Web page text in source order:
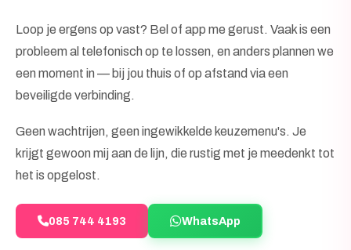
Loop je ergens op vast? Bel of app me gerust. Vaak is een
probleem al telefonisch op te lossen, en anders plannen we
een moment in — bij jou thuis of op afstand via een
beveiligde verbinding.
Geen wachtrijen, geen ingewikkelde keuzemenu's. Je
krijgt gewoon mij aan de lijn, die rustig met je meedenkt tot
het is opgelost.
085 744 4193 WhatsApp